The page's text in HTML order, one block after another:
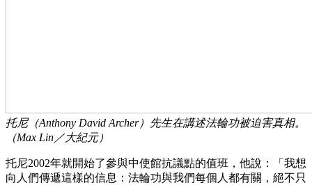
托尼（Anthony David Archer）先生在講述法輪功被迫害真相。
（Max Lin／大紀元）
托尼2002年就開始了參與中使館抗議點的值班，他說：「我想
向人們傳遞這樣的信息：法輪功與我們每個人都有關，絕不只